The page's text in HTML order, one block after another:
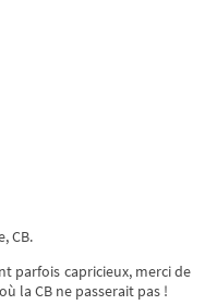
CB.
parfois capricieux, merci de
la CB ne passerait pas !